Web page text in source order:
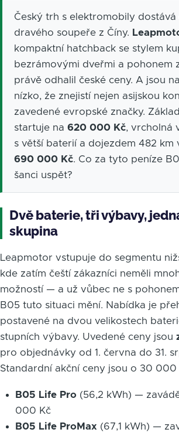
Český trh s elektromobily dostává
dravého soupeře z Číny.
kompaktní hatchback se stylem
bezrámovými dveřmi a pohonem
právě odhalil české ceny. A jsou
nízko, že znejistí nejen asijskou
zavedené evropské značky.
startuje na 620 000 Kč, vrcholná
s větší baterií a dojezdem 482 km
690 000 Kč. Co za tyto peníze
šanci uspět?
Dvě baterie, tři výbavy,
skupina
Leapmotor vstupuje do segmentu
kde zatím čeští zákazníci neměli
možností — a už vůbec ne s
B05 tuto situaci mění. Nabídka je
postavené na dvou velikostech
stupních výbavy. Uvedené ceny jsou
pro objednávky od 1. června do 31.
Standardní akční ceny jsou o 30 000
B05 Life Pro(56,2 kWh) —
000 Kč
B05 Life ProMax (67,1 kWh) —